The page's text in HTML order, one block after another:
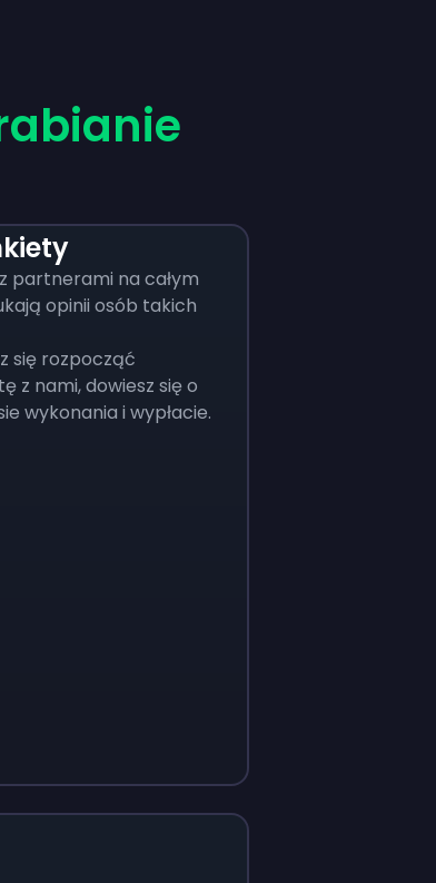
partnerami na całym
opinii osób takich
się rozpocząć
z nami, dowiesz się o
wykonania i wypłacie.